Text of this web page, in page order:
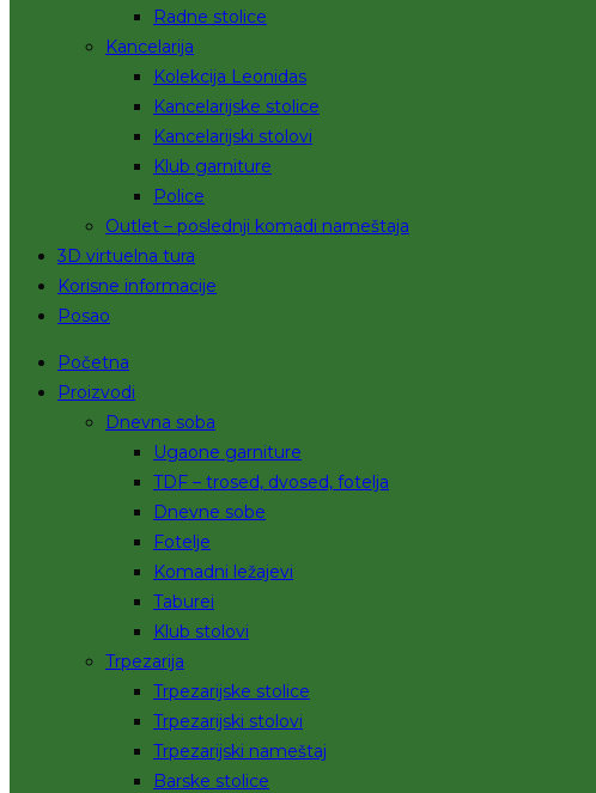
Radne stolice
Kancelarija
Kolekcija Leonidas
Kancelarijske stolice
Kancelarijski stolovi
Klub garniture
Police
Outlet – poslednji komadi nameštaja
3D virtuelna tura
Korisne informacije
Posao
Početna
Proizvodi
Dnevna soba
Ugaone garniture
TDF – trosed, dvosed, fotelja
Dnevne sobe
Fotelje
Komadni ležajevi
Taburei
Klub stolovi
Trpezarija
Trpezarijske stolice
Trpezarijski stolovi
Trpezarijski nameštaj
Barske stolice